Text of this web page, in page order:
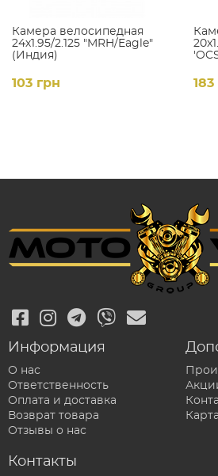
Камера велосипедная
24х1.95/2.125 "MRH/Eagle"
(Индия)
103 грн 183
Информация
О нас
Ответственность
Оплата и доставка
Возврат товара
Отзывы о нас
Контакты